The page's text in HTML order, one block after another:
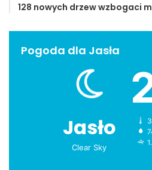
128 nowych drzew wzbogaci
Pogoda dla Jasła
Jasło
Clear Sky